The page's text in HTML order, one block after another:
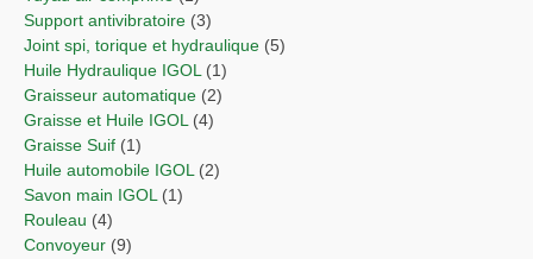
Support antivibratoire (3)
Joint spi, torique et hydraulique (5)
Huile Hydraulique IGOL (1)
Graisseur automatique (2)
Graisse et Huile IGOL (4)
Graisse Suif (1)
Huile automobile IGOL (2)
Savon main IGOL (1)
Rouleau (4)
Convoyeur (9)